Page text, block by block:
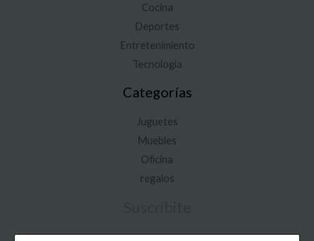
Cocina
Deportes
Entretenimiento
Tecnología
Categorías
Juguetes
Muebles
Oficina
regalos